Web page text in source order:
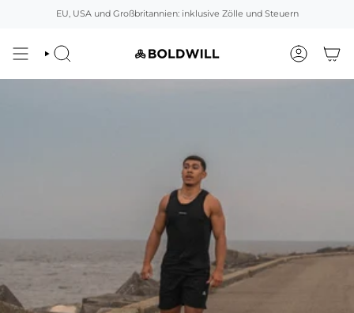
EU, USA und Großbritannien: inklusive Zölle und Steuern
SUCHEN ACCOUNT